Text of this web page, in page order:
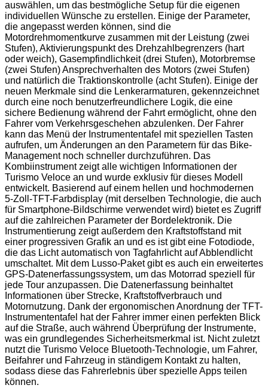
auswählen, um das bestmögliche Setup für die eigenen
individuellen Wünsche zu erstellen. Einige der Parameter,
die angepasst werden können, sind die
Motordrehmomentkurve zusammen mit der Leistung (zwei
Stufen), Aktivierungspunkt des Drehzahlbegrenzers (hart
oder weich), Gasempfindlichkeit (drei Stufen), Motorbremse
(zwei Stufen) Ansprechverhalten des Motors (zwei Stufen)
und natürlich die Traktionskontrolle (acht Stufen). Einige der
neuen Merkmale sind die Lenkerarmaturen, gekennzeichnet
durch eine noch benutzerfreundlichere Logik, die eine
sichere Bedienung während der Fahrt ermöglicht, ohne den
Fahrer vom Verkehrsgeschehen abzulenken. Der Fahrer
kann das Menü der Instrumententafel mit speziellen Tasten
aufrufen, um Änderungen an den Parametern für das Bike-
Management noch schneller durchzuführen. Das
Kombiinstrument zeigt alle wichtigen Informationen der
Turismo Veloce an und wurde exklusiv für dieses Modell
entwickelt. Basierend auf einem hellen und hochmodernen
5-Zoll-TFT-Farbdisplay (mit derselben Technologie, die auch
für Smartphone-Bildschirme verwendet wird) bietet es Zugriff
auf die zahlreichen Parameter der Bordelektronik. Die
Instrumentierung zeigt außerdem den Kraftstoffstand mit
einer progressiven Grafik an und es ist gibt eine Fotodiode,
die das Licht automatisch von Tagfahrlicht auf Abblendlicht
umschaltet. Mit dem Lusso-Paket gibt es auch ein erweitertes
GPS-Datenerfassungssystem, um das Motorrad speziell für
jede Tour anzupassen. Die Datenerfassung beinhaltet
Informationen über Strecke, Kraftstoffverbrauch und
Motornutzung. Dank der ergonomischen Anordnung der TFT-
Instrumententafel hat der Fahrer immer einen perfekten Blick
auf die Straße, auch während Überprüfung der Instrumente,
was ein grundlegendes Sicherheitsmerkmal ist. Nicht zuletzt
nutzt die Turismo Veloce Bluetooth-Technologie, um Fahrer,
Beifahrer und Fahrzeug in ständigem Kontakt zu halten,
sodass diese das Fahrerlebnis über spezielle Apps teilen
können.